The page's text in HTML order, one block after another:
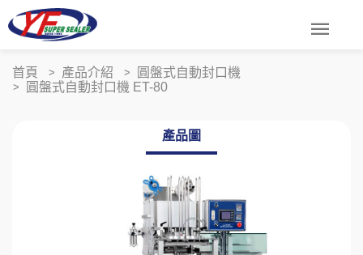
menu
首頁 產品介紹
圓盤式自動封口機
圓盤式自動封口機 ET-80
產品圖